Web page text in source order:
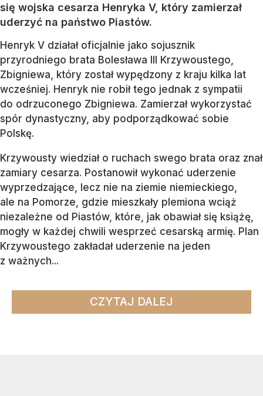
się wojska cesarza Henryka V, który zamierzał
uderzyć na państwo Piastów.
Henryk V działał oficjalnie jako sojusznik
przyrodniego brata Bolesława III Krzywoustego,
Zbigniewa, który został wypędzony z kraju kilka lat
wcześniej. Henryk nie robił tego jednak z sympatii
do odrzuconego Zbigniewa. Zamierzał wykorzystać
spór dynastyczny, aby podporządkować sobie
Polskę.
Krzywousty wiedział o ruchach swego brata oraz znał
zamiary cesarza. Postanowił wykonać uderzenie
wyprzedzające, lecz nie na ziemie niemieckiego,
ale na Pomorze, gdzie mieszkały plemiona wciąż
niezależne od Piastów, które, jak obawiał się książę,
mogły w każdej chwili wesprzeć cesarską armię. Plan
Krzywoustego zakładał uderzenie na jeden
z ważnych...
CZYTAJ DALEJ